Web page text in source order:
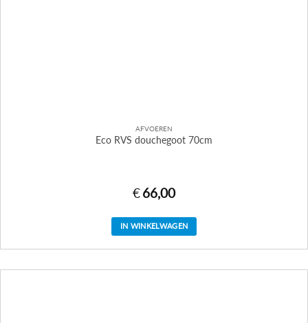
AFVOEREN
Eco RVS douchegoot 70cm
€66,00
IN WINKELWAGEN